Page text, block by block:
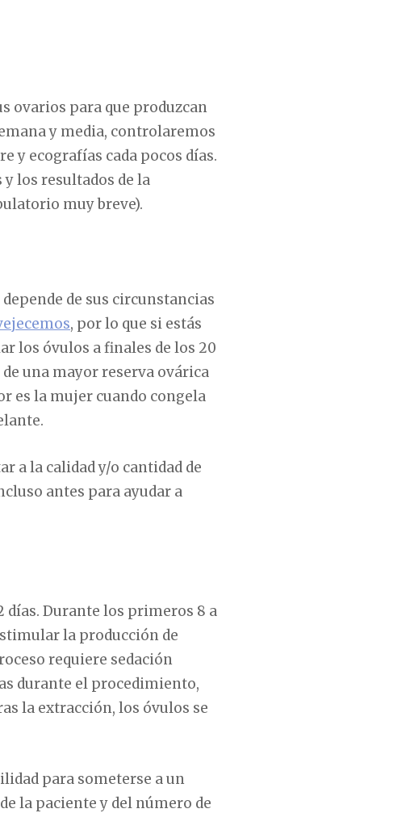
ovarios para que produzcan
y media, controlaremos
y ecografías cada pocos días.
los resultados de la
muy breve).
de sus circunstancias
, por lo que si estás
los óvulos a finales de los 20
una mayor reserva ovárica
es la mujer cuando congela
a la calidad y/o cantidad de
antes para ayudar a
días. Durante los primeros 8 a
la producción de
requiere sedación
durante el procedimiento,
la extracción, los óvulos se
para someterse a un
la paciente y del número de